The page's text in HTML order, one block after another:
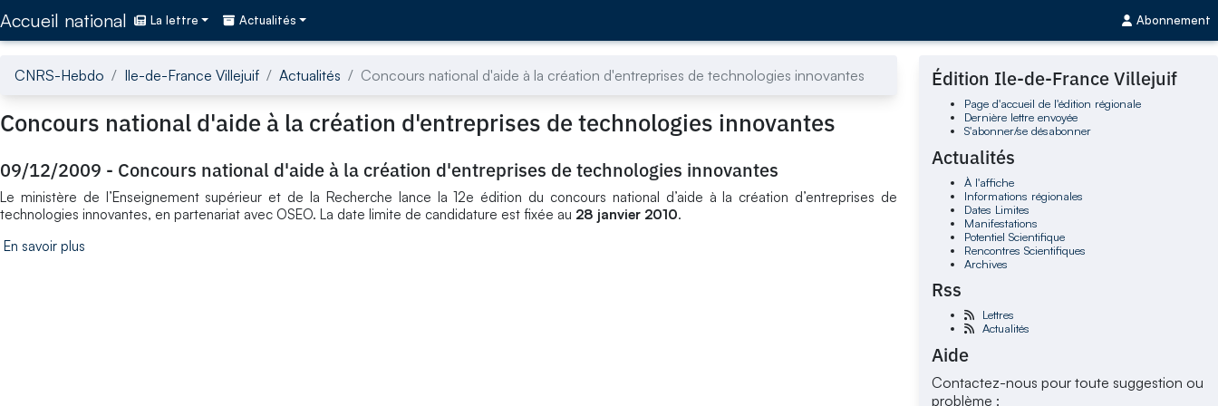
Accueil national La lettre Actualités Abonnement
CNRS-Hebdo Ile-de-France Villejuif Actualités Concours national d'aide à la création d'entreprises de technologies innovantes
Concours national d'aide à la création d'entreprises de technologies innovantes
09/12/2009 - Concours national d'aide à la création d'entreprises de technologies innovantes
Le ministère de l’Enseignement supérieur et de la Recherche lance la 12e édition du concours national d’aide à la création d’entreprises de
technologies innovantes, en partenariat avec OSEO. La date limite de candidature est fixée au 28 janvier 2010.
En savoir plus
Édition Ile-de-France Villejuif
Page d'accueil de l'édition régionale
Dernière lettre envoyée
S'abonner/se désabonner
Actualités
À l'affiche
Informations régionales
Dates Limites
Manifestations
Potentiel Scientifique
Rencontres Scientifiques
Archives
Rss
Lettres
Actualités
Aide
Contactez-nous pour toute suggestion ou
problème :